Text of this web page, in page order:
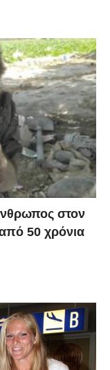
στον
50 χρόνια